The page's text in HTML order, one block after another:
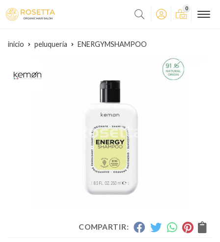
0
inicio peluquería ENERGYMSHAMPOO
COMPARTIR: